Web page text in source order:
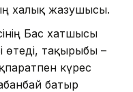
халық жазушысы.
Бас хатшысы
өтеді, тақырыбы –
күрес
батыр